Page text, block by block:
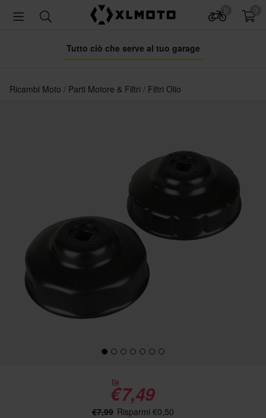
Tutto ciò che serve al tuo garage
Ricambi Moto Parti Motore & Filtri Filtri Olio
Da
€7,49
€7,99 Risparmi €0,50